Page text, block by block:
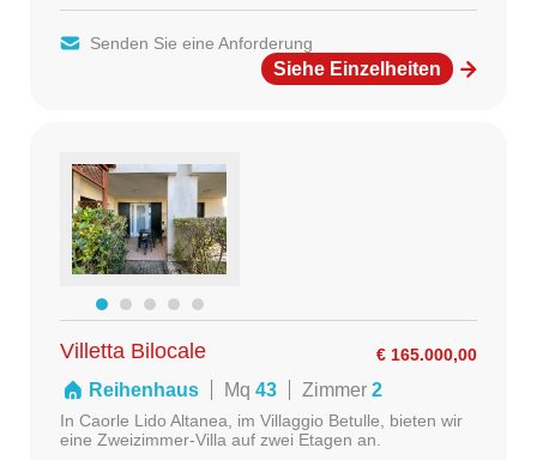
Senden Sie eine Anforderung
Siehe Einzelheiten
€ 165.000,00
Villetta Bilocale
Reihenhaus Mq 43 Zimmer 2
In Caorle Lido Altanea, im Villaggio Betulle, bieten wir
eine Zweizimmer-Villa auf zwei Etagen an.